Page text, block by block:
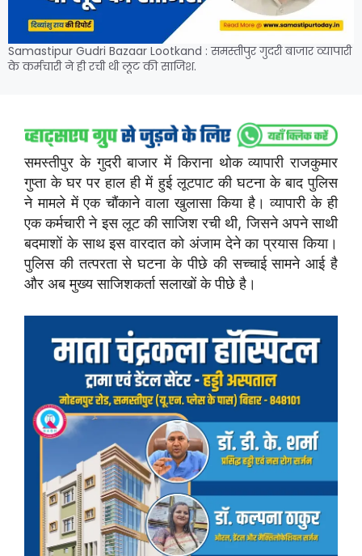
Samastipur Gudri Bazaar Lootkand : समस्तीपुर गुदरी बाजार व्यापारी
के कर्मचारी ने ही रची थी लूट की साजिश.
समस्तीपुर के गुदरी बाजार में किराना थोक व्यापारी राजकुमार
गुप्ता के घर पर हाल ही में हुई लूटपाट की घटना के बाद पुलिस
ने मामले में एक चौंकाने वाला खुलासा किया है। व्यापारी के ही
एक कर्मचारी ने इस लूट की साजिश रची थी, जिसने अपने साथी
बदमाशों के साथ इस वारदात को अंजाम देने का प्रयास किया।
पुलिस की तत्परता से घटना के पीछे की सच्चाई सामने आई है
और अब मुख्य साजिशकर्ता सलाखों के पीछे है।